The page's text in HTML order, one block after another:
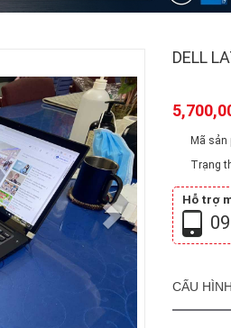
DELL
Mã sản
Trạng
Hỗ trợ
CẤU